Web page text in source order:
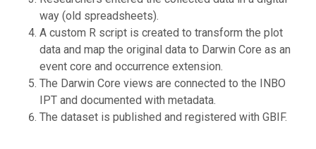
way (old spreadsheets).
A custom R script is created to transform the plot
data and map the original data to Darwin Core as an
event core and occurrence extension.
The Darwin Core views are connected to the INBO
IPT and documented with metadata.
The dataset is published and registered with GBIF.